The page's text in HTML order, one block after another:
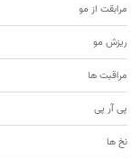
مرابقت از مو
ریزش مو
مراقبت ها
پی آر پی
نخ ها